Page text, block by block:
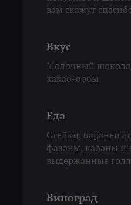
вам скажут
Вкус
Молочный
какао-бобы
Еда
Стейки, бараньи
фазаны, кабаны и
выдержанные
Виноград